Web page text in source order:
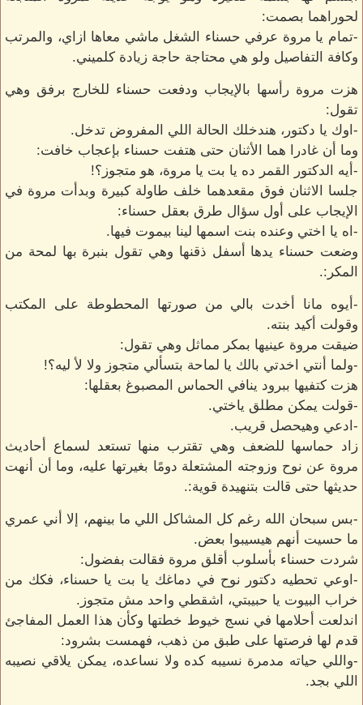
لحوراهما بصمت:
-تمام يا مروة عرفي حسناء الشغل ماشي معاها ازاي، والمرتب
وكافة التفاصيل ولو هي محتاجة حاجة زيادة كلميني.
هزت مروة رأسها بالإيجاب ودفعت حسناء للخارج برفق وهي
تقول:
-اوك يا دكتور، هندخلك الحالة اللي المفروض تدخل.
وما أن غادرا هما الأثنان حتى هتفت حسناء بإعجاب خافت:
-أيه الدكتور القمر ده يا بت يا مروة، هو متجوز؟!
جلسا الاثنان فوق مقعدهما خلف طاولة كبيرة وبدأت مروة في
الإيجاب على أول سؤال طرق بعقل حسناء:
-اه يا اختي وعنده بنت اسمها لينا بيموت فيها.
وضعت حسناء يدها أسفل ذقنها وهي تقول بنبرة بها لمحة من
المكر:.
-أيوه مانا أخدت بالي من صورتها المحطوطة على المكتب
وقولت أكيد بنته.
ضيقت مروة عينيها بمكر مماثل وهي تقول:
-ولما أنتي اخدتي بالك يا لماحة بتسألي متجوز ولا لأ ليه؟!
هزت كتفيها ببرود ينافي الحماس المصبوغ بعقلها:
-قولت يمكن مطلق ياختي.
-ادعي وهيحصل قريب.
زاد حماسها للضعف وهي تقترب منها تستعد لسماع أحاديث
مروة عن نوح وزوجته المشتعلة دومًا بغيرتها عليه، وما أن أنهت
حديثها حتى قالت بتنهيدة قوية:.
-بس سبحان الله رغم كل المشاكل اللي ما بينهم، إلا أني عمري
ما حسيت أنهم هيسيبوا بعض.
شردت حسناء بأسلوب أقلق مروة فقالت بفضول:
-اوعي تحطيه دكتور نوح في دماغك يا بت يا حسناء، فكك من
خراب البيوت يا حبيبتي، اشقطي واحد مش متجوز.
اندلعت أحلامها في نسج خيوط خطتها وكأن هذا العمل المفاجئ
قدم لها فرصتها على طبق من ذهب، فهمست بشرود:
-واللي حياته مدمرة نسيبه كده ولا نساعده، يمكن يلاقي نصيبه
اللي بجد.